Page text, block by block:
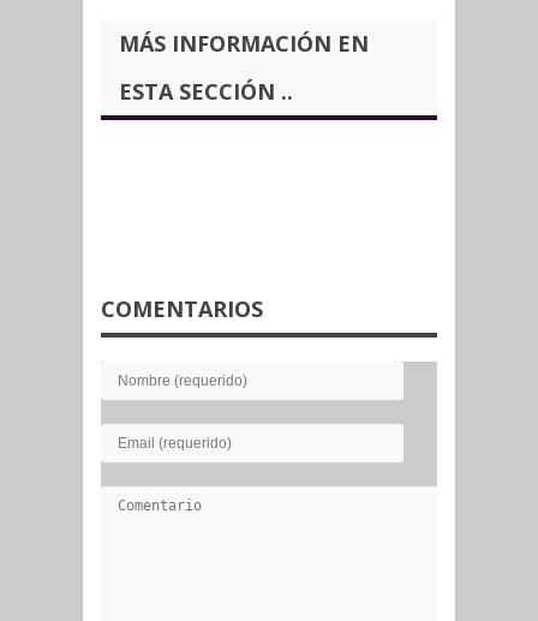
MÁS INFORMACIÓN EN
ESTA SECCIÓN ..
COMENTARIOS